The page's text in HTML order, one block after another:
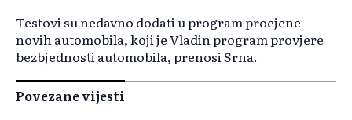
Testovi su nedavno dodati u program procjene
novih automobila, koji je Vladin program provjere
bezbjednosti automobila, prenosi Srna.
Povezane vijesti